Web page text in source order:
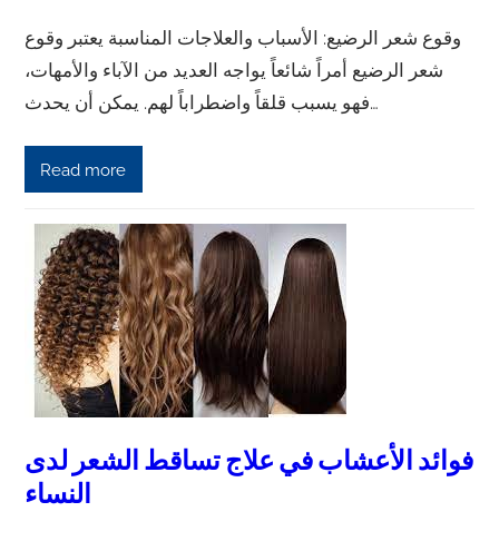
وقوع شعر الرضيع: الأسباب والعلاجات المناسبة يعتبر وقوع
شعر الرضيع أمراً شائعاً يواجه العديد من الآباء والأمهات،
فهو يسبب قلقاً واضطراباً لهم. يمكن أن يحدث…
Read more
فوائد الأعشاب في علاج تساقط الشعر لدى
النساء